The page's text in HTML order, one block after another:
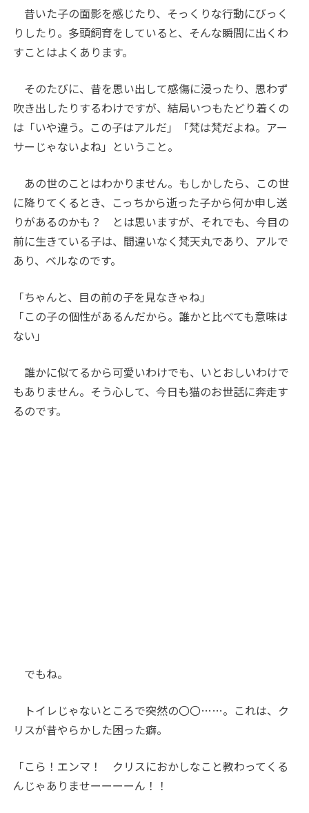
昔いた子の面影を感じたり、そっくりな行動にびっく
りしたり。多頭飼育をしていると、そんな瞬間に出くわ
すことはよくあります。
そのたびに、昔を思い出して感傷に浸ったり、思わず
吹き出したりするわけですが、結局いつもたどり着くの
は「いや違う。この子はアルだ」「梵は梵だよね。アー
サーじゃないよね」ということ。
あの世のことはわかりません。もしかしたら、この世
に降りてくるとき、こっちから逝った子から何か申し送
りがあるのかも？ とは思いますが、それでも、今目の
前に生きている子は、間違いなく梵天丸であり、アルで
あり、ベルなのです。
「ちゃんと、目の前の子を見なきゃね」
「この子の個性があるんだから。誰かと比べても意味は
ない」
誰かに似てるから可愛いわけでも、いとおしいわけで
もありません。そう心して、今日も猫のお世話に奔走す
るのです。
でもね。
トイレじゃないところで突然の〇〇……。これは、ク
リスが昔やらかした困った癖。
「こら！エンマ！ クリスにおかしなこと教わってくる
んじゃありませーーーーん！！